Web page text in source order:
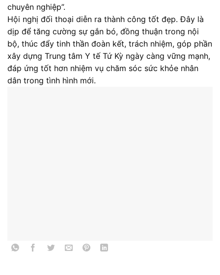
chuyên nghiệp”.
Hội nghị đối thoại diễn ra thành công tốt đẹp. Đây là
dịp để tăng cường sự gắn bó, đồng thuận trong nội
bộ, thúc đẩy tinh thần đoàn kết, trách nhiệm, góp phần
xây dựng Trung tâm Y tế Tứ Kỳ ngày càng vững mạnh,
đáp ứng tốt hơn nhiệm vụ chăm sóc sức khỏe nhân
dân trong tình hình mới.